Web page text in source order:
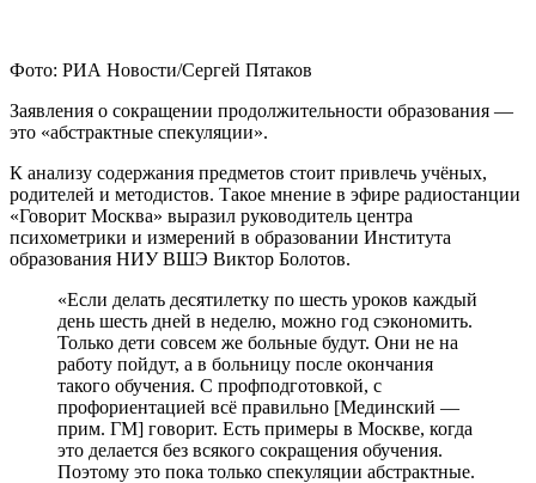
Фото: РИА Новости/Сергей Пятаков
Заявления о сокращении продолжительности образования —
это «абстрактные спекуляции».
К анализу содержания предметов стоит привлечь учёных,
родителей и методистов. Такое мнение в эфире радиостанции
«Говорит Москва» выразил руководитель центра
психометрики и измерений в образовании Института
образования НИУ ВШЭ Виктор Болотов.
«Если делать десятилетку по шесть уроков каждый
день шесть дней в неделю, можно год сэкономить.
Только дети совсем же больные будут. Они не на
работу пойдут, а в больницу после окончания
такого обучения. С профподготовкой, с
профориентацией всё правильно [Мединский —
прим. ГМ] говорит. Есть примеры в Москве, когда
это делается без всякого сокращения обучения.
Поэтому это пока только спекуляции абстрактные.